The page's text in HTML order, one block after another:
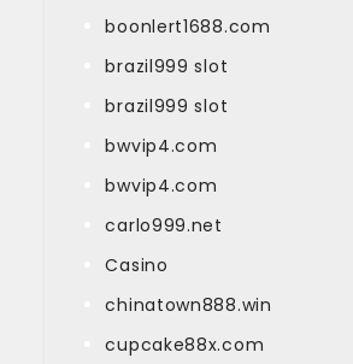
boonlert1688.com
brazil999 slot
brazil999 slot
bwvip4.com
bwvip4.com
carlo999.net
Casino
chinatown888.win
cupcake88x.com